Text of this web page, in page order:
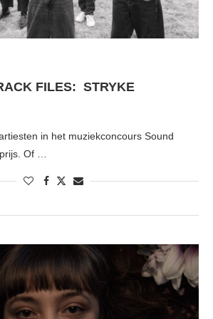
FILES: STRYKE
in het muziekconcours Sound
Of …